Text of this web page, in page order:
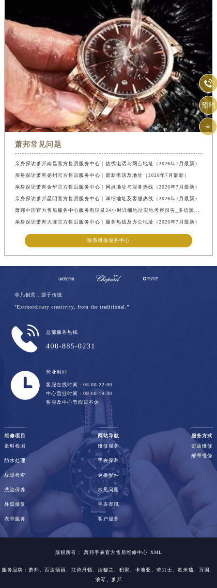
萧邦常见问题
亲身探访萧邦南昌官方售后服务中心｜热线电话与网点地址（2026年7月最新）
亲身探访萧邦扬州官方售后服务中心｜最新电话及地址（2026年7月最新）
亲身探访萧邦金华官方售后服务中心｜网点地址与服务热线（2026年7月最新）
亲身探访萧邦昆明官方售后服务中心｜详细地址及客服热线（2026年7月最新）
萧邦中国官方售后服务中心服务电话及24小时详细地址实地考察报告_多信源验证（2026年7月最新）
亲身探访萧邦大连官方售后服务中心｜服务热线及办公地址（2026年7月最新）
联系维修服务中心
非凡创意，源于传统
"Extraordinary creativity, from the traditional.”
总部服务热线
400-885-0231
营业时间
客服在线时间：08:00-22:00
中心营业时间：09:00-19:30
客服及中心节假日不休
维修项目
走时检测
防水处理
故障检查
洗油保养
外观修复
表带服务
网站导航
维修服务
手表保养
更换配件
常见问题
手表资讯
客户服务
服务方式
进店维修
邮寄维修
版权所有： 萧邦手表官方售后维修中心 XML
服务品牌： 萧邦 、百达翡丽、江诗丹顿、法穆兰、积家、卡地亚、劳力士、欧米茄、万国、
浪琴、萧邦

预约
